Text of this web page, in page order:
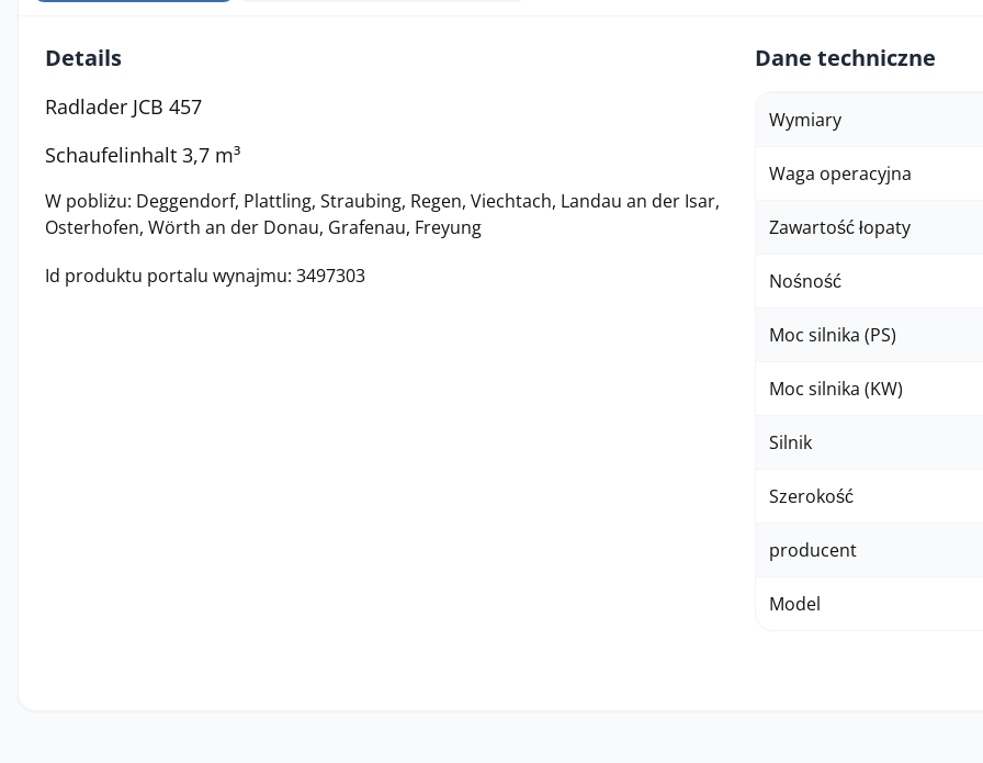
Details
Radlader JCB 457
Schaufelinhalt 3,7 m³
W pobliżu: Deggendorf, Plattling, Straubing, Regen, Viechtach, Landau an der Isar,
Osterhofen, Wörth an der Donau, Grafenau, Freyung
Id produktu portalu wynajmu: 3497303
Dane techniczne
Wymiary
Waga operacyjna
Zawartość łopaty
Nośność
Moc silnika (PS)
Moc silnika (KW)
Silnik
Szerokość
producent
Model